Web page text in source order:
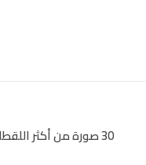
30 صورة من أكثر